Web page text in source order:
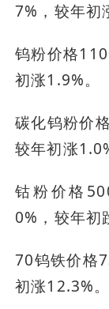
7%，较年初
钨粉价格
初涨1.9%。
碳化钨粉价
较年初涨
钴粉价格
0%，较年初
70钨铁价格
初涨12.3%。